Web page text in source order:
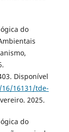
do
Disponível
16131/tde-
2025.
do